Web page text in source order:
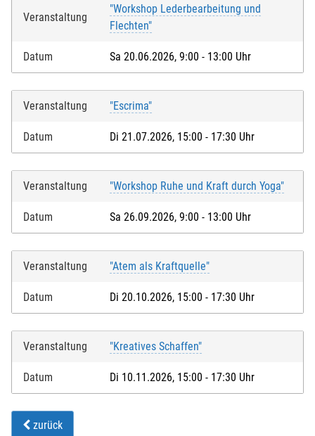
Veranstaltung
"Workshop Lederbearbeitung und
Flechten"
Datum Sa 20.06.2026, 9:00 - 13:00 Uhr
Veranstaltung "Escrima"
Datum Di 21.07.2026, 15:00 - 17:30 Uhr
Veranstaltung "Workshop Ruhe und Kraft durch Yoga"
Datum Sa 26.09.2026, 9:00 - 13:00 Uhr
Veranstaltung "Atem als Kraftquelle"
Datum Di 20.10.2026, 15:00 - 17:30 Uhr
Veranstaltung "Kreatives Schaffen"
Datum Di 10.11.2026, 15:00 - 17:30 Uhr
zurück